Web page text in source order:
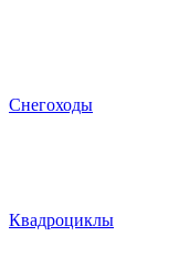
Снегоходы
Квадроциклы